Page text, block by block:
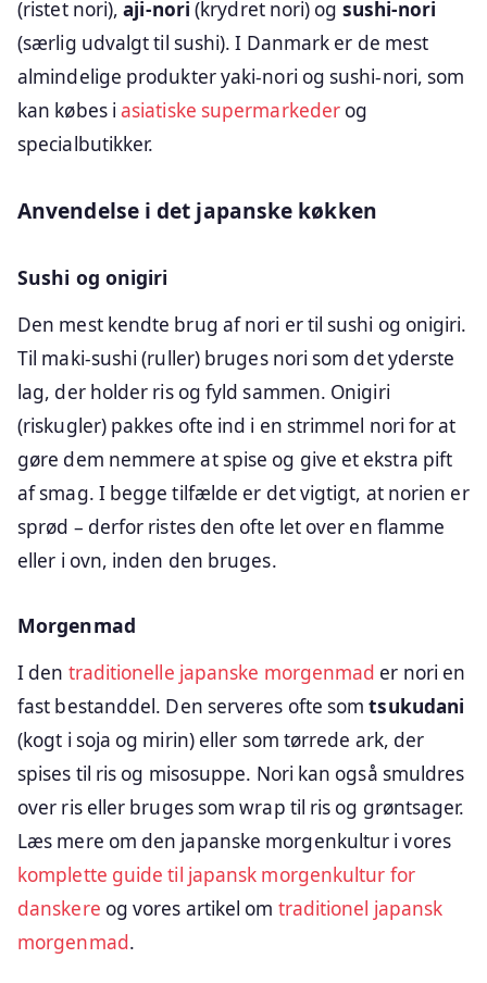
(ristet nori),aji-nori (krydret nori) og sushi-nori
(særlig udvalgt til sushi). I Danmark er de mest
almindelige produkter yaki-nori og sushi-nori, som
kan købes iasiatiske supermarkeder og
specialbutikker.
Anvendelse i det japanske køkken
Sushi og onigiri
Den mest kendte brug af nori er til sushi og onigiri.
Til maki-sushi (ruller) bruges nori som det yderste
lag, der holder ris og fyld sammen. Onigiri
(riskugler) pakkes ofte ind i en strimmel nori for at
gøre dem nemmere at spise og give et ekstra pift
af smag. I begge tilfælde er det vigtigt, at norien er
sprød – derfor ristes den ofte let over en flamme
eller i ovn, inden den bruges.
Morgenmad
I den traditionelle japanske morgenmad er nori en
fast bestanddel. Den serveres ofte somtsukudani
(kogt i soja og mirin) eller som tørrede ark, der
spises til ris og misosuppe. Nori kan også smuldres
over ris eller bruges som wrap til ris og grøntsager.
Læs mere om den japanske morgenkultur i vores
komplette guide til japansk morgenkultur for
danskere og vores artikel om traditionel japansk
morgenmad.